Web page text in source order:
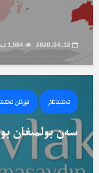
2020-04-12 1,984 قېتىم كۆرۈلدى
تەتقىقاتلار قۇرئان
سەن بولمىغان